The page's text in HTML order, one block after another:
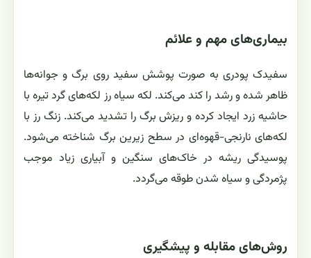
بیماری‌های مهم و علائم
سفیدک پودری به صورت پوشش سفید روی برگ و جوانه‌ها
ظاهر شده و رشد را کند می‌کند. لکه سیاه رز لکه‌های گرد تیره با
حاشیه زرد ایجاد کرده و ریزش برگ را تشدید می‌کند. زنگ رز با
لکه‌های نارنجی-قهوه‌ای در سطح زیرین برگ شناخته می‌شود.
پوسیدگی ریشه در خاک‌های سنگین و آبیاری زیاد موجب
پژمردگی و سیاه شدن طوقه می‌گردد.
روش‌های مقابله و پیشگیری